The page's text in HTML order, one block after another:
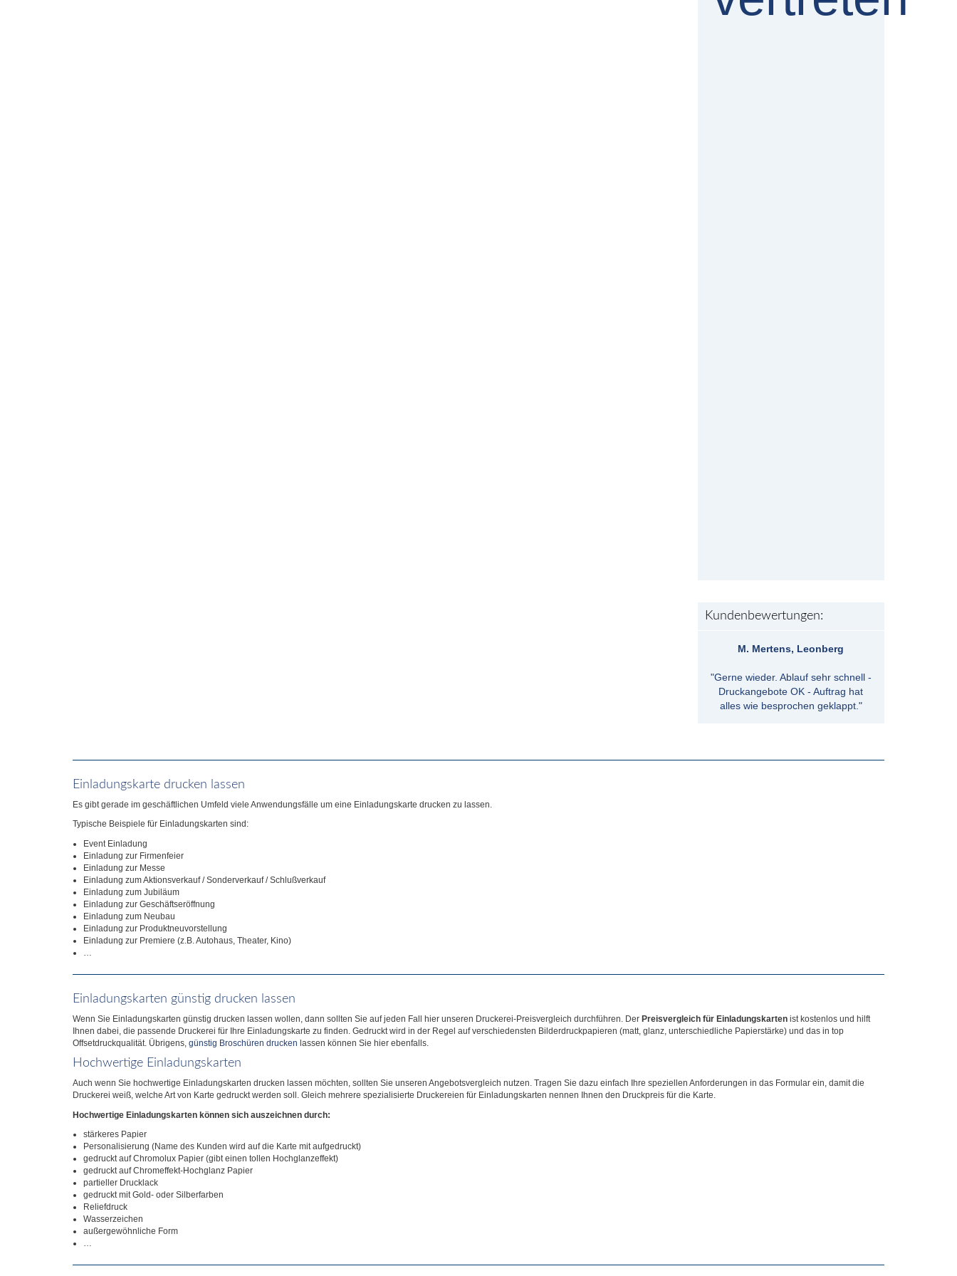
Kundenbewertungen:
M. Mertens, Leonberg
"Gerne wieder. Ablauf sehr schnell -
Druckangebote OK - Auftrag hat
alles wie besprochen geklappt."
Einladungskarte drucken lassen
Es gibt gerade im geschäftlichen Umfeld viele Anwendungsfälle um eine Einladungskarte drucken zu lassen.
Typische Beispiele für Einladungskarten sind:
Event Einladung
Einladung zur Firmenfeier
Einladung zur Messe
Einladung zum Aktionsverkauf / Sonderverkauf / Schlußverkauf
Einladung zum Jubiläum
Einladung zur Geschäftseröffnung
Einladung zum Neubau
Einladung zur Produktneuvorstellung
Einladung zur Premiere (z.B. Autohaus, Theater, Kino)
Einladungskarten günstig drucken lassen
Wenn Sie Einladungskarten günstig drucken lassen wollen, dann sollten Sie auf jeden Fall hier unseren Druckerei-Preisvergleich durchführen. Der Preisvergleich für Einladungskarten ist kostenlos und hilft
Ihnen dabei, die passende Druckerei für Ihre Einladungskarte zu finden. Gedruckt wird in der Regel auf verschiedensten Bilderdruckpapieren (matt, glanz, unterschiedliche Papierstärke) und das in top
Offsetdruckqualität. Übrigens, günstig Broschüren drucken lassen können Sie hier ebenfalls.
Hochwertige Einladungskarten
Auch wenn Sie hochwertige Einladungskarten drucken lassen möchten, sollten Sie unseren Angebotsvergleich nutzen. Tragen Sie dazu einfach Ihre speziellen Anforderungen in das Formular ein, damit die
Druckerei weiß, welche Art von Karte gedruckt werden soll. Gleich mehrere spezialisierte Druckereien für Einladungskarten nennen Ihnen den Druckpreis für die Karte.
Hochwertige Einladungskarten können sich auszeichnen durch:
stärkeres Papier
Personalisierung (Name des Kunden wird auf die Karte mit aufgedruckt)
gedruckt auf Chromolux Papier (gibt einen tollen Hochglanzeffekt)
gedruckt auf Chromeffekt-Hochglanz Papier
partieller Drucklack
gedruckt mit Gold- oder Silberfarben
Reliefdruck
Wasserzeichen
außergewöhnliche Form
…